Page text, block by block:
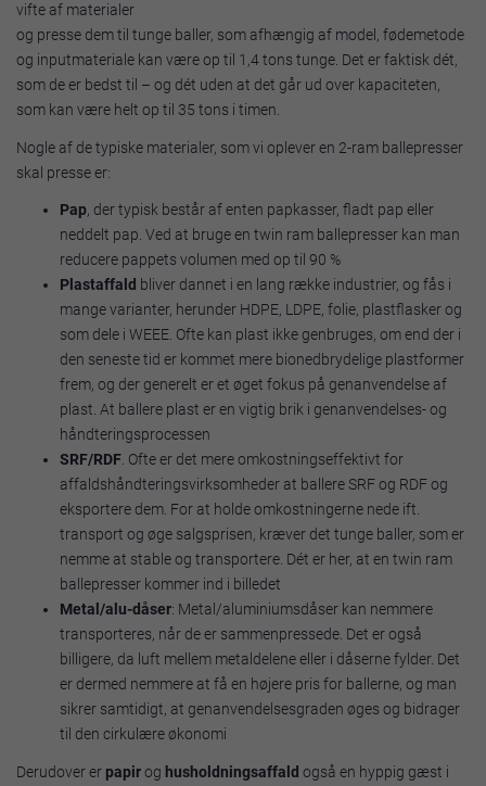
vifte af materialer
og presse dem til tunge baller, som afhængig af model, fødemetode
og inputmateriale kan være op til 1,4 tons tunge. Det er faktisk dét,
som de er bedst til – og dét uden at det går ud over kapaciteten,
som kan være helt op til 35 tons i timen.
Nogle af de typiske materialer, som vi oplever en 2-ram ballepresser
skal presse er:
Pap, der typisk består af enten papkasser, fladt pap eller
neddelt pap. Ved at bruge en twin ram ballepresser kan man
reducere pappets volumen med op til 90 %
Plastaffald bliver dannet i en lang række industrier, og fås i
mange varianter, herunder HDPE, LDPE, folie, plastflasker og
som dele i WEEE. Ofte kan plast ikke genbruges, om end der i
den seneste tid er kommet mere bionedbrydelige plastformer
frem, og der generelt er et øget fokus på genanvendelse af
plast. At ballere plast er en vigtig brik i genanvendelses- og
håndteringsprocessen
SRF/RDF. Ofte er det mere omkostningseffektivt for
affaldshåndteringsvirksomheder at ballere SRF og RDF og
eksportere dem. For at holde omkostningerne nede ift.
transport og øge salgsprisen, kræver det tunge baller, som er
nemme at stable og transportere. Dét er her, at en twin ram
ballepresser kommer ind i billedet
Metal/alu-dåser: Metal/aluminiumsdåser kan nemmere
transporteres, når de er sammenpressede. Det er også
billigere, da luft mellem metaldelene eller i dåserne fylder. Det
er dermed nemmere at få en højere pris for ballerne, og man
sikrer samtidigt, at genanvendelsesgraden øges og bidrager
til den cirkulære økonomi
Derudover er papirog husholdningsaffald også en hyppig gæst i